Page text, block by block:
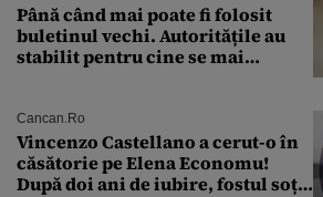
Până când mai poate fi folosit
buletinul vechi. Autoritățile au
stabilit pentru cine se mai
Cancan.ro
Vincenzo Castellano a cerut-o în
căsătorie pe Elena Economu!
După doi ani de iubire, fostul soț